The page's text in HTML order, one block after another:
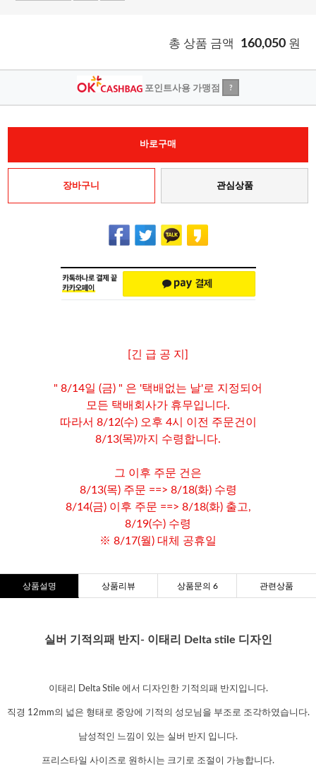
총 상품 금액 160,050 원
포인트사용 가맹점 ?
바로구매
장바구니 관심상품
[긴 급 공 지]
" 8/14일 (금) " 은 '택배없는 날'로 지정되어
모든 택배회사가 휴무입니다.
따라서 8/12(수) 오후 4시 이전 주문건이
8/13(목)까지 수령합니다.
그 이후 주문 건은
8/13(목) 주문 ==> 8/18(화) 수령
8/14(금) 이후 주문 ==> 8/18(화) 출고,
8/19(수) 수령
※ 8/17(월) 대체 공휴일
상품설명 상품리뷰 상품문의 6 관련상품
실버 기적의패 반지- 이태리 Delta stile 디자인
이태리 Delta Stile 에서 디자인한 기적의패 반지입니다.
직경 12mm의 넓은 형태로 중앙에 기적의 성모님을 부조로 조각하였습니다.
남성적인 느낌이 있는 실버 반지 입니다.
프리스타일 사이즈로 원하시는 크기로 조절이 가능합니다.